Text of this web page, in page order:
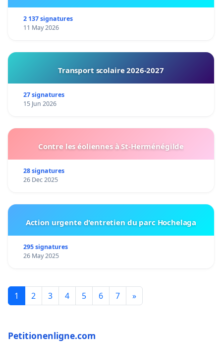
2 137 signatures
11 May 2026
Transport scolaire 2026-2027
27 signatures
15 Jun 2026
Contre les éoliennes à St-Herménégilde
28 signatures
26 Dec 2025
Action urgente d'entretien du parc Hochelaga
295 signatures
26 May 2025
1 2 3 4 5 6 7 »
Petitionenligne.com